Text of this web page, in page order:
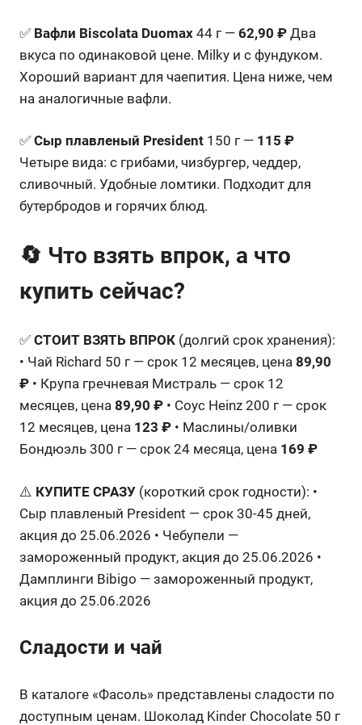
✅ Вафли Biscolata Duomax 44 г — 62,90 ₽ Два
вкуса по одинаковой цене. Milky и с фундуком.
Хороший вариант для чаепития. Цена ниже, чем
на аналогичные вафли.
✅ Сыр плавленый President 150 г — 115 ₽
Четыре вида: с грибами, чизбургер, чеддер,
сливочный. Удобные ломтики. Подходит для
бутербродов и горячих блюд.
🔄 Что взять впрок, а что
купить сейчас?
✅ СТОИТ ВЗЯТЬ ВПРОК (долгий срок хранения):
• Чай Richard 50 г — срок 12 месяцев, цена 89,90
₽ • Крупа гречневая Мистраль — срок 12
месяцев, цена 89,90 ₽ • Соус Heinz 200 г — срок
12 месяцев, цена 123 ₽ • Маслины/оливки
Бондюэль 300 г — срок 24 месяца, цена 169 ₽
⚠️ КУПИТЕ СРАЗУ (короткий срок годности): •
Сыр плавленый President — срок 30-45 дней,
акция до 25.06.2026 • Чебупели —
замороженный продукт, акция до 25.06.2026 •
Дамплинги Bibigo — замороженный продукт,
акция до 25.06.2026
Сладости и чай
В каталоге «Фасоль» представлены сладости по
доступным ценам. Шоколад Kinder Chocolate 50 г